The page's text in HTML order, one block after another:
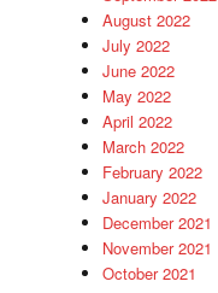
August 2022
July 2022
June 2022
May 2022
April 2022
March 2022
February 2022
January 2022
December 2021
November 2021
October 2021